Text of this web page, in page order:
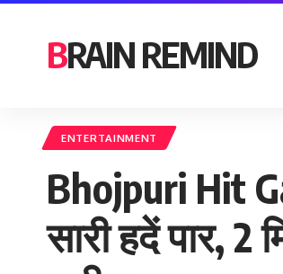
BRAIN REMIND
ENTERTAINMENT
Bhojpuri Hit
सारी हदें पार,